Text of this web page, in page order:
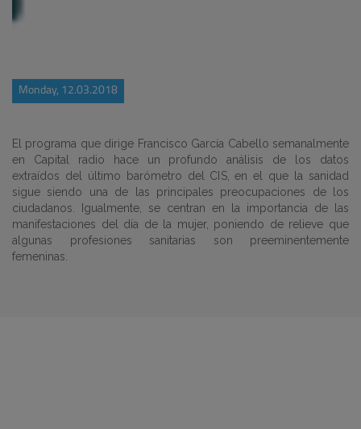
Monday, 12.03.2018
El programa que dirige Francisco García Cabello semanalmente
en Capital radio hace un profundo análisis de los datos
extraídos del último barómetro del CIS, en el que la sanidad
sigue siendo una de las principales preocupaciones de los
ciudadanos. Igualmente, se centran en la importancia de las
manifestaciones del día de la mujer, poniendo de relieve que
algunas profesiones sanitarias son preeminentemente
femeninas.